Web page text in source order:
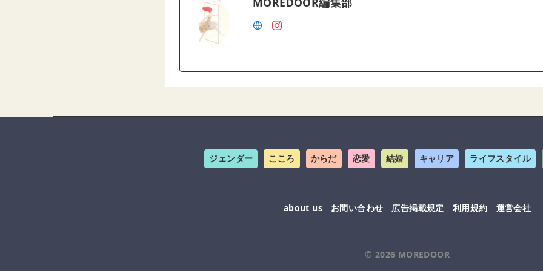
ジェンダー こころ からだ 恋愛 結婚 キャリア ライフスタイル
about us お問い合わせ 広告掲載規定 利用規約 運営会社
© 2026 MOREDOOR